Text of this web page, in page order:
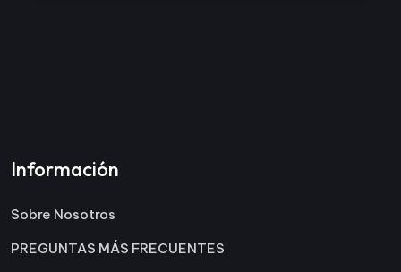
Información
Sobre Nosotros
PREGUNTAS MÁS FRECUENTES